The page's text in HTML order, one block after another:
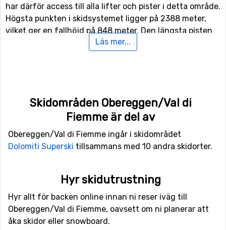
har därför access till alla lifter och pister i detta område.
Högsta punkten i skidsystemet ligger på 2388 meter,
vilket ger en fallhöjd på 848 meter. Den längsta pisten
som finns i Obereggen/Val di Fiemme är 2.8 kilometer.
finns här även tillgång till funpark, samt en halfpipe-
Finns det familjemedlemmer eller andra som är med på
skidresan som inte är intresserade av att åka snowboard
längdskidåkning då det finns 150 kilometer spår för
längskidåkning. Om ni vill ta en paus från skidåkning
och gillar fart så kan ni testa på att åka rodel, då
Obereggen/Val di Fiemme har en rodelbana som är
öppen för allmänheten.
Läs mer...
Skidområden Obereggen/Val di
Fiemme är del av
Obereggen/Val di Fiemme ingår i skidområdet
Dolomiti Superski tillsammans med 10 andra skidorter.
Hyr skidutrustning
Hyr allt för backen online innan ni reser iväg till
Obereggen/Val di Fiemme, oavsett om ni planerar att
åka skidor eller snowboard.